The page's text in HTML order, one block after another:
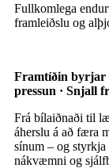
Fullkomlega
framleiðslu og
Framtíðin byrjar
pressun · Snjall
Frá bílaiðnaði til
áherslu á að færa
sínum – og styrkja
nákvæmni og